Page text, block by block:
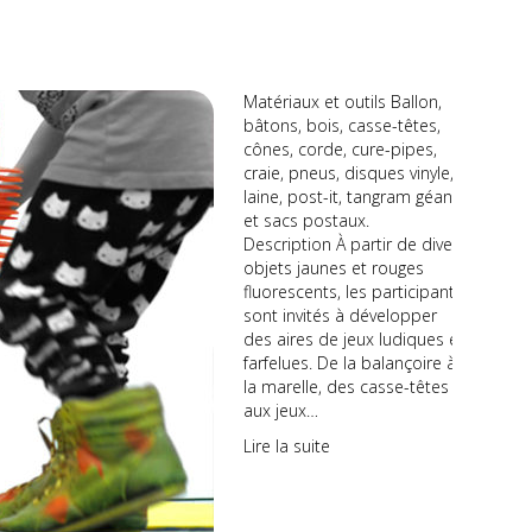
Matériaux et outils Ballon,
bâtons, bois, casse-têtes,
cônes, corde, cure-pipes,
craie, pneus, disques vinyle,
laine, post-it, tangram géant
et sacs postaux.
Description À partir de divers
objets jaunes et rouges
fluorescents, les participants
sont invités à développer
des aires de jeux ludiques et
farfelues. De la balançoire à
la marelle, des casse-têtes
aux jeux…
Lire la suite